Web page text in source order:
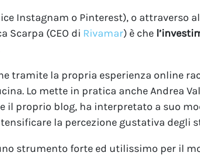
Instagnam o Pinterest), o attraverso
Scarpa (CEO di Rivamar) è che
tramite la propria esperienza online
Lo mette in pratica anche Andrea
il proprio blog, ha interpretato a suo
la percezione gustativa degli
strumento forte ed utilissimo per il